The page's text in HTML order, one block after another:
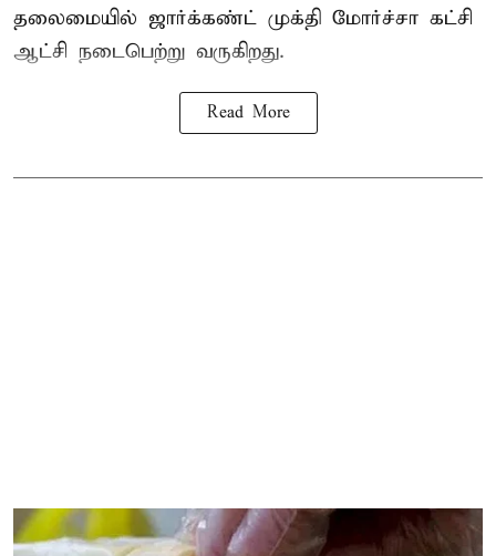
தலைமையில் ஜார்க்கண்ட் முக்தி மோர்ச்சா கட்சி
ஆட்சி நடைபெற்று வருகிறது.
Read More